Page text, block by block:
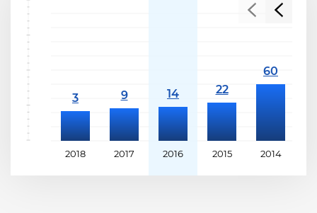
2018 2017 2016 2015 2014